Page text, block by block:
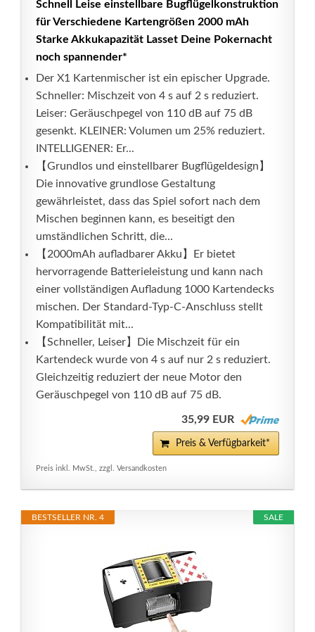
Schnell Leise einstellbare Bugflügelkonstruktion
für Verschiedene Kartengrößen 2000 mAh
Starke Akkukapazität Lasset Deine Pokernacht
noch spannender*
Der X1 Kartenmischer ist ein epischer Upgrade.
Schneller: Mischzeit von 4 s auf 2 s reduziert.
Leiser: Geräuschpegel von 110 dB auf 75 dB
gesenkt. KLEINER: Volumen um 25% reduziert.
INTELLIGENER: Er...
【Grundlos und einstellbarer Bugflügeldesign】
Die innovative grundlose Gestaltung
gewährleistet, dass das Spiel sofort nach dem
Mischen beginnen kann, es beseitigt den
umständlichen Schritt, die...
【2000mAh aufladbarer Akku】Er bietet
hervorragende Batterieleistung und kann nach
einer vollständigen Aufladung 1000 Kartendecks
mischen. Der Standard-Typ-C-Anschluss stellt
Kompatibilität mit...
【Schneller, Leiser】Die Mischzeit für ein
Kartendeck wurde von 4 s auf nur 2 s reduziert.
Gleichzeitig reduziert der neue Motor den
Geräuschpegel von 110 dB auf 75 dB.
35,99 EUR
Preis & Verfügbarkeit*
Preis inkl. MwSt., zzgl. Versandkosten
SALE
BESTSELLER NR. 4